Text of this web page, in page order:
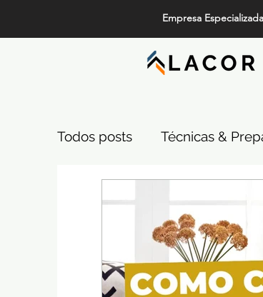
Empresa
Todos posts Técnicas &
Projetos de Alto Padrão